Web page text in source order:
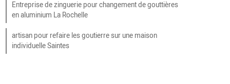
Entreprise de zinguerie pour changement de gouttières
en aluminium La Rochelle
artisan pour refaire les goutierre sur une maison
individuelle Saintes